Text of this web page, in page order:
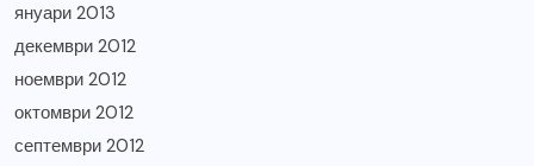
януари 2013
декември 2012
ноември 2012
октомври 2012
септември 2012